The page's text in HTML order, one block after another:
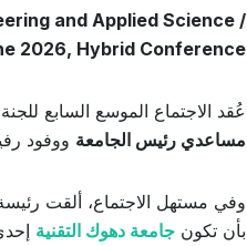
and Applied Science /
2026, Hybrid Conference.
عُقد الاجتماع الموسع السابع
مساعدي رئيس الجامعة ووفود
وفي مستهل الاجتماع، ألقت
بأن تكون جامعة دهوك التقنية